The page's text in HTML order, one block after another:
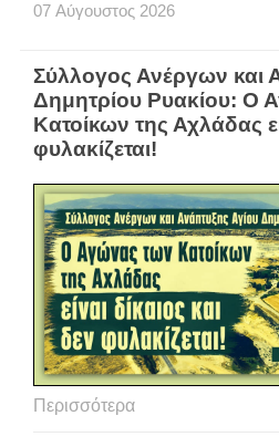
07 Αύγουστος 2026
Σύλλογος Ανέργων και
Δημητρίου Ρυακίου: Ο
Κατοίκων της Αχλάδας
φυλακίζεται!
Περισσότερα